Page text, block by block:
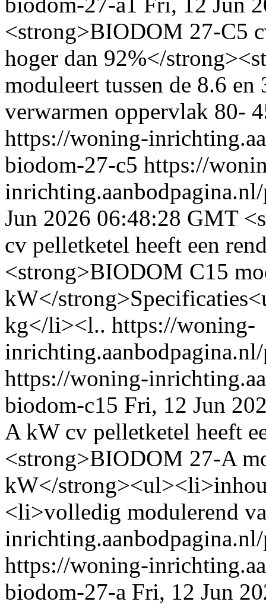
<strong>BIODOM 27-C5
hoger dan 92%</
moduleert tussen de 8.6
verwarmen oppervlak 80-
https://woning-
biodom-27-c5 https://
Jun 2026 06:48:28 GMT
cv pelletketel heeft een
<strong>BIODOM C15
kW</
kg</li><l.. https://woning-
https://woning-
biodom-c15 Fri, 12 Jun
A kW cv pelletketel heeft
<strong>BIODOM 27-A
kW</
<li>volledig modulerend
https://woning-
biodom-27-a Fri, 12 Jun